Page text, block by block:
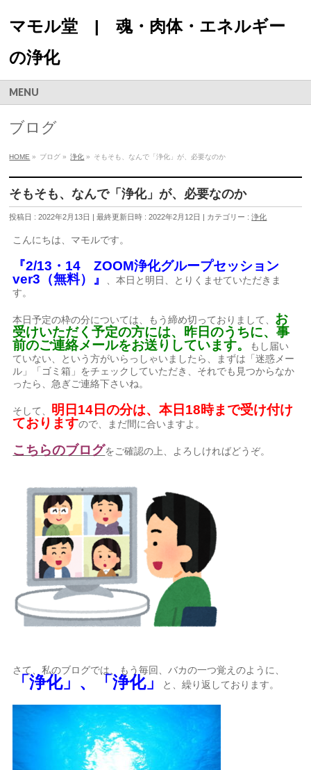
マモル堂 | 魂・肉体・エネルギー
の浄化
MENU
ブログ
HOME » ブログ » 浄化 » そもそも、なんで「浄化」が、必要なのか
そもそも、なんで「浄化」が、必要なのか
投稿日 : 2022年2月13日 最終更新日時 : 2022年2月12日 カテゴリー :浄化
こんにちは、マモルです。
『2/13・14 ZOOM浄化グループセッション
ver3（無料）』
、本日と明日、とりくませていただきま
す。
本日予定の枠の分については、もう締め切っておりまして、 お
受けいただく予定の方には、昨日のうちに、事
前のご連絡メールをお送りしています。
もし届い
ていない、という方がいらっしゃいましたら、まずは「迷惑メー
ル」「ゴミ箱」をチェックしていただき、それでも見つからなか
ったら、急ぎご連絡下さいね。
そして、 明日14日の分は、本日18時まで受け付け
ており ますので、まだ間に合いますよ。
こちらのブログをご確認の上、よろしければどうぞ。
さて、私のブログでは、もう毎回、バカの一つ覚えのように、
「浄化」、「浄化」 と、繰り返しております。